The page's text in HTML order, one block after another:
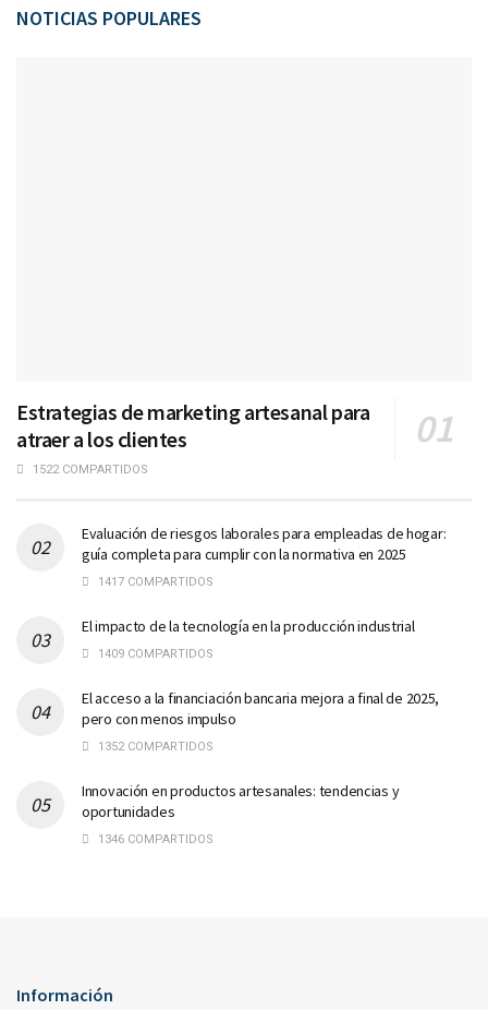
NOTICIAS POPULARES
Estrategias de marketing artesanal para
atraer a los clientes
1522 COMPARTIDOS
Evaluación de riesgos laborales para empleadas de hogar:
guía completa para cumplir con la normativa en 2025
1417 COMPARTIDOS
El impacto de la tecnología en la producción industrial
1409 COMPARTIDOS
El acceso a la financiación bancaria mejora a final de 2025,
pero con menos impulso
1352 COMPARTIDOS
Innovación en productos artesanales: tendencias y
oportunidades
1346 COMPARTIDOS
Información